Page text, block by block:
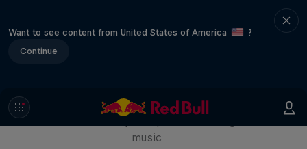
Want to see content from United States of America
?
Continue
Diggin' in the Carts
music